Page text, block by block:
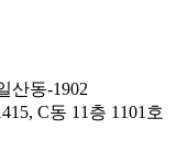
산동-1902
C동 11층 1101호